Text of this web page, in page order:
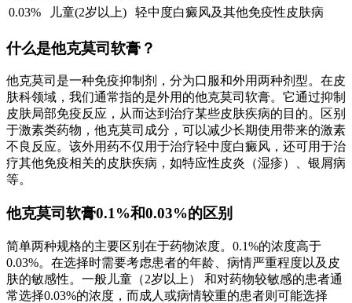
0.03%
儿童(2岁以上) 轻中度白癜风及其他免疫性皮肤病
什么是他克莫司软膏？
他克莫司是一种免疫抑制剂，分为口服和外用两种剂型。在皮
肤科领域，我们通常指的是外用的他克莫司软膏。它通过抑制
皮肤局部免疫反应，从而达到治疗某些皮肤疾病的目的。区别
于激素类药物，他克莫司成分，可以减少长期使用带来的激素
不良反应。该外用药不仅用于治疗轻中度白癜风，还可用于治
疗其他免疫相关的皮肤疾病，如特应性皮炎（湿疹）、银屑病
等。
他克莫司软膏0.1%和0.03%的区别
简单两种规格的主要区别在于药物浓度。0.1%的浓度高于
0.03%。在选择时需要考虑患者的年龄、病情严重程度以及皮
肤的敏感性。一般儿童（2岁以上） 和对药物较敏感的患者通
常选择0.03%的浓度，而成人或病情较重的患者则可能选择